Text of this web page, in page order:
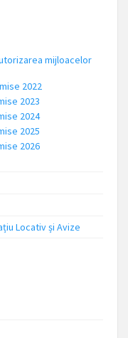
mijloacelor
2022
2023
2024
2025
2026
Locativ și Avize